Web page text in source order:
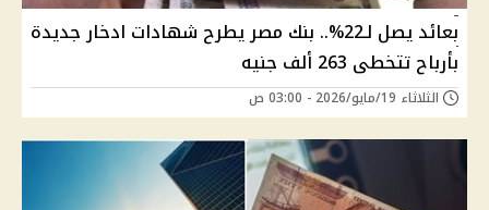
بعائد يصل لـ22%.. بنك مصر يطرح شهادات ادخار جديدة
بأرباح تتخطى 263 ألف جنيه
الثلاثاء 19/مايو/2026 - 03:00 ص